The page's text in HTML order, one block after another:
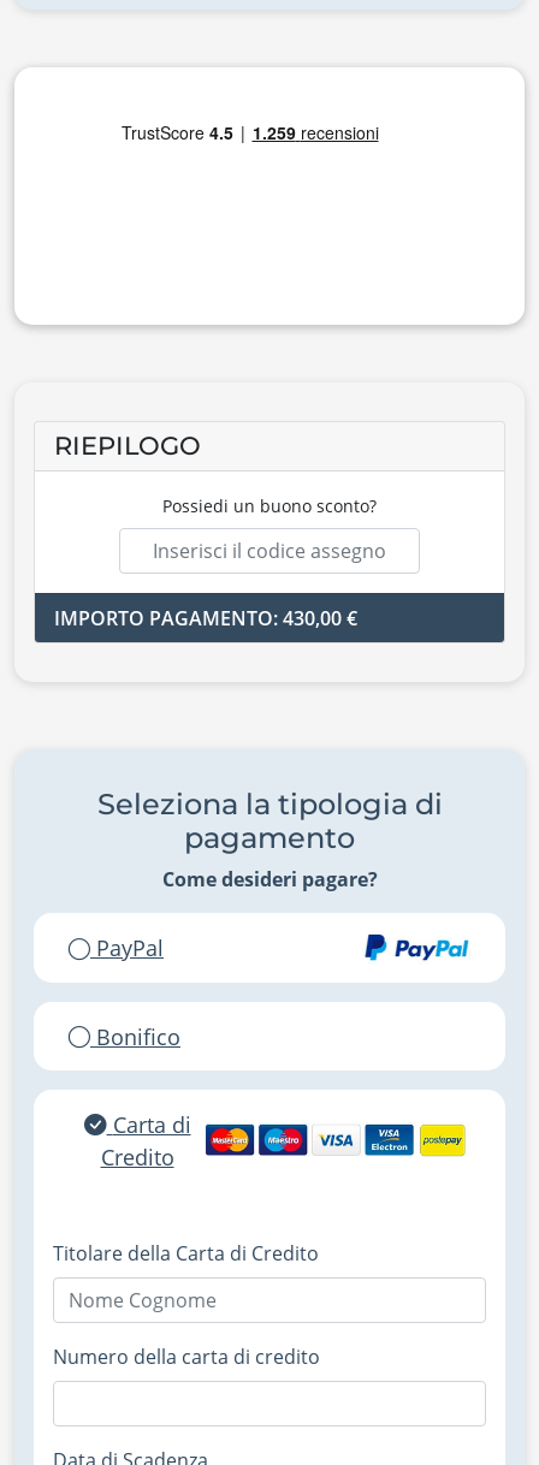
RIEPILOGO
Possiedi un buono sconto?
IMPORTO PAGAMENTO: 430,00 €
Seleziona la tipologia di
pagamento
Come desideri pagare?
PayPal
Bonifico
Carta di
Credito
Titolare della Carta di Credito
Numero della carta di credito